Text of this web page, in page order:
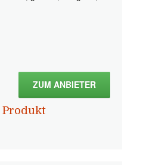
ZUM ANBIETER
Produkt